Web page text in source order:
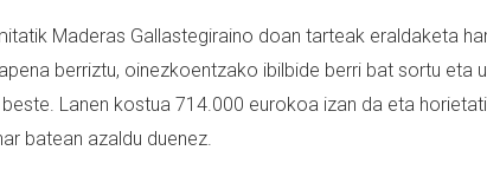
Maderas Gallastegiraino doan tarteak eraldaketa
berriztu, oinezkoentzako ibilbide berri bat sortu eta
Lanen kostua 714.000 eurokoa izan da eta
batean azaldu duenez.